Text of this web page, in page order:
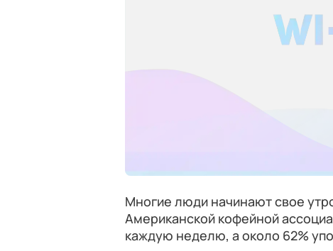
Многие люди начинают свое
Американской кофейной
каждую неделю, а около 62%